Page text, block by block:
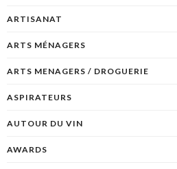
ARTISANAT
ARTS MÉNAGERS
ARTS MENAGERS / DROGUERIE
ASPIRATEURS
AUTOUR DU VIN
AWARDS